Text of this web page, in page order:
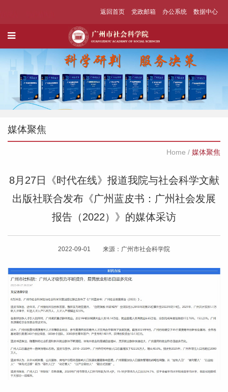
返回首页 党政邮箱 办公系统 数据中心
媒体聚焦
Home / 媒体聚焦
8月27日《时代在线》报道我院与社会科学文献
出版社联合发布《广州蓝皮书：广州社会发展
报告（2022）》的媒体采访
2022-09-01 来源：广州市社会科学院